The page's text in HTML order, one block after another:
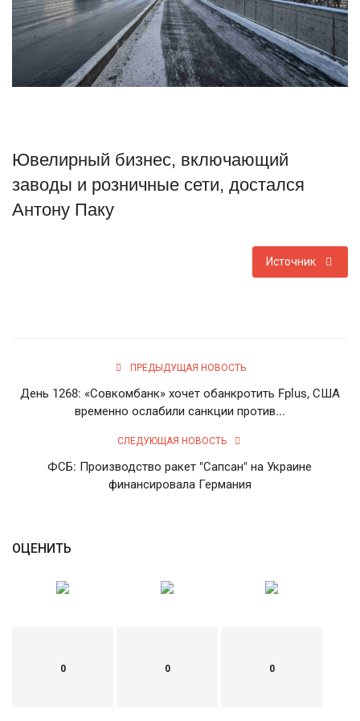
Туризм
Недвижимость
Здоровье
Образование
English Русский
Ювелирный бизнес, включающий
заводы и розничные сети, достался
Антону Паку
Источник
ПРЕДЫДУЩАЯ НОВОСТЬ
День 1268: «Совкомбанк» хочет обанкротить Fplus, США
временно ослабили санкции против...
СЛЕДУЮЩАЯ НОВОСТЬ
ФСБ: Производство ракет "Сапсан" на Украине
финансировала Германия
ОЦЕНИТЬ
0 0 0